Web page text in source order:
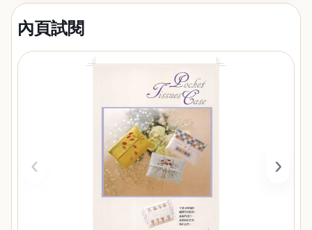
內頁試閱
‹ ›